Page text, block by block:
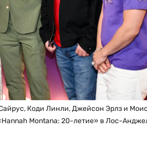
Коди Линли, Джейсон Эрлз и
Montana: 20-летие» в Лос-